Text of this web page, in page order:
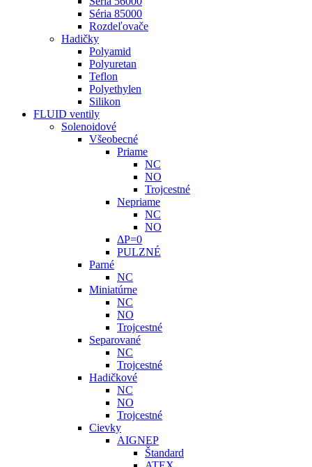
Séria 85000
Rozdeľovače
Hadičky
Polyamid
Polyuretan
Teflon
Polyethylen
Silikon
FLUID ventily
Solenoidové
Všeobecné
Priame
NC
NO
Trojcestné
Nepriame
NC
NO
ΔP=0
PULZNÉ
Parné
NC
Miniatúrne
NC
NO
Trojcestné
Separované
NC
Trojcestné
Hadičkové
NC
NO
Trojcestné
Cievky
AIGNEP
Štandard